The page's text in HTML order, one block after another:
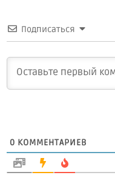
Подписаться
0 КОММЕНТАРИЕВ